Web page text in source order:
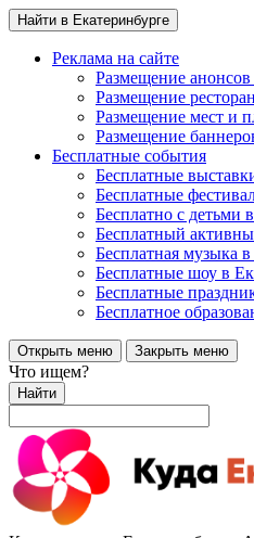
Найти в Екатеринбурге
Реклама на сайте
Размещение
Размещение
Размещение мест и
Размещение
Бесплатные события
Бесплатные
Бесплатные
Бесплатно с детьми
Бесплатный
Бесплатная музыка
Бесплатные шоу в
Бесплатные
Бесплатное
Открыть меню Закрыть меню
Что ищем?
Найти